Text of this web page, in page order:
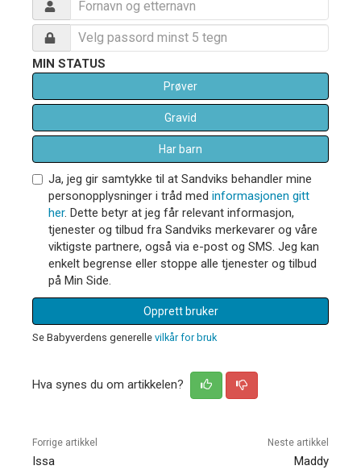
MIN STATUS
Prøver
Gravid
Har barn
Ja, jeg gir samtykke til at Sandviks behandler mine
personopplysninger i tråd med informasjonen gitt
her. Dette betyr at jeg får relevant informasjon,
tjenester og tilbud fra Sandviks merkevarer og våre
viktigste partnere, også via e-post og SMS. Jeg kan
enkelt begrense eller stoppe alle tjenester og tilbud
på Min Side.
Opprett bruker
Se Babyverdens generelle vilkår for bruk
Hva synes du om artikkelen?
Forrige artikkel
Issa
Neste artikkel
Maddy